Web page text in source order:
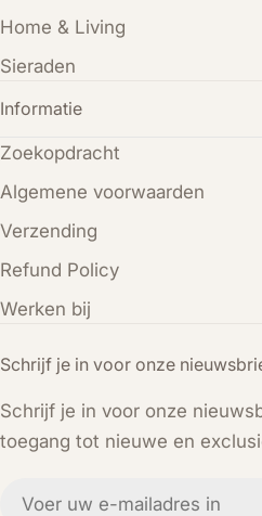
Schrijf je in voor onze
Schrijf je in voor onze
toegang tot nieuwe en
Home & Living
Sieraden
Informatie
Zoekopdracht
Algemene voorwaarden
Verzending
Refund Policy
Werken bij